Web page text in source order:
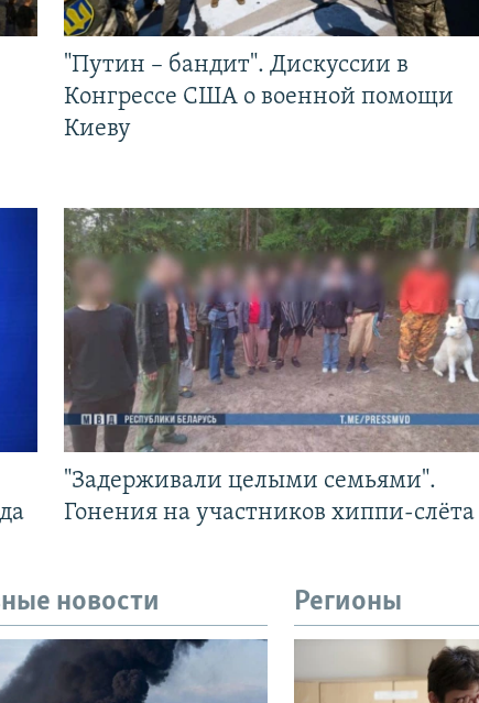
"Путин – бандит". Дискуссии в
Конгрессе США о военной помощи
Киеву
"Задерживали целыми семьями".
Гонения на участников хиппи-слёта
новости Регионы